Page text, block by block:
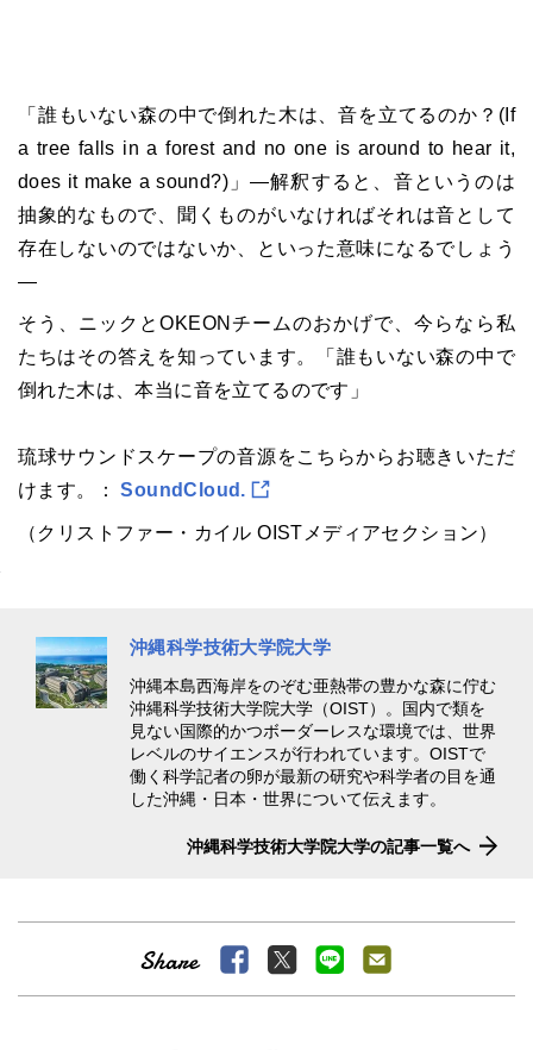
「誰もいない森の中で倒れた木は、音を立てるのか？(If
a tree falls in a forest and no one is around to hear it,
does it make a sound?)」—解釈すると、音というのは
抽象的なもので、聞くものがいなければそれは音として
存在しないのではないか、といった意味になるでしょう
—
そう、ニックとOKEONチームのおかげで、今らなら私
たちはその答えを知っています。「誰もいない森の中で
倒れた木は、本当に音を立てるのです」
琉球サウンドスケープの音源をこちらからお聴きいただ
けます。：SoundCloud.
（クリストファー・カイル OISTメディアセクション）
沖縄科学技術大学院大学
沖縄本島西海岸をのぞむ亜熱帯の豊かな森に佇む
沖縄科学技術大学院大学（OIST）。国内で類を
見ない国際的かつボーダーレスな環境では、世界
レベルのサイエンスが行われています。OISTで
働く科学記者の卵が最新の研究や科学者の目を通
した沖縄・日本・世界について伝えます。
沖縄科学技術大学院大学の記事一覧へ